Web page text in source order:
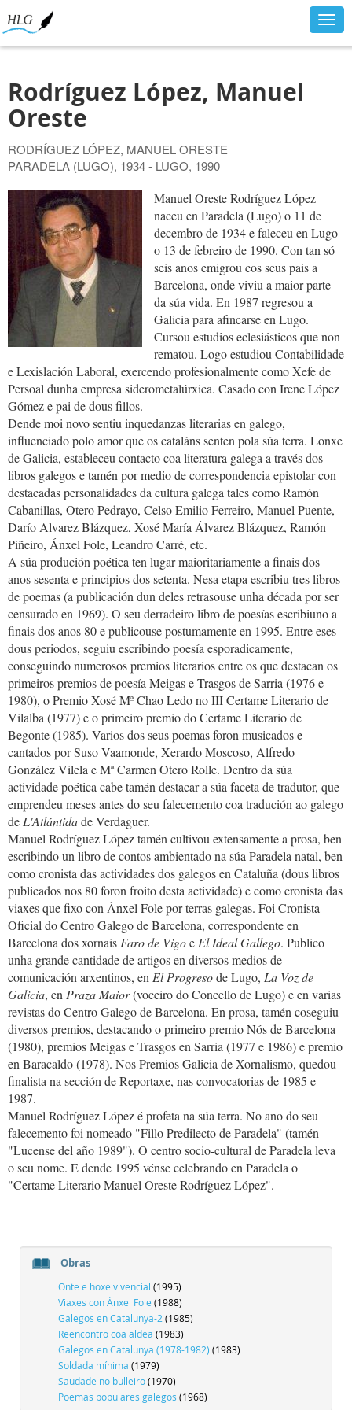
Rodríguez López, Manuel
Oreste
RODRÍGUEZ LÓPEZ, MANUEL ORESTE
PARADELA (LUGO), 1934 - LUGO, 1990
Manuel Oreste Rodríguez López
naceu en Paradela (Lugo) o 11 de
decembro de 1934 e faleceu en Lugo
o 13 de febreiro de 1990. Con tan só
seis anos emigrou cos seus pais a
Barcelona, onde viviu a maior parte
da súa vida. En 1987 regresou a
Galicia para afincarse en Lugo.
Cursou estudios eclesiásticos que non
rematou. Logo estudiou Contabilidade
e Lexislación Laboral, exercendo profesionalmente como Xefe de
Persoal dunha empresa siderometalúrxica. Casado con Irene López
Gómez e pai de dous fillos.
Dende moi novo sentiu inquedanzas literarias en galego,
influenciado polo amor que os cataláns senten pola súa terra. Lonxe
de Galicia, estableceu contacto coa literatura galega a través dos
libros galegos e tamén por medio de correspondencia epistolar con
destacadas personalidades da cultura galega tales como Ramón
Cabanillas, Otero Pedrayo, Celso Emilio Ferreiro, Manuel Puente,
Darío Alvarez Blázquez, Xosé María Álvarez Blázquez, Ramón
Piñeiro, Ánxel Fole, Leandro Carré, etc.
A súa produción poética ten lugar maioritariamente a finais dos
anos sesenta e principios dos setenta. Nesa etapa escribiu tres libros
de poemas (a publicación dun deles retrasouse unha década por ser
censurado en 1969). O seu derradeiro libro de poesías escribiuno a
finais dos anos 80 e publicouse postumamente en 1995. Entre eses
dous periodos, seguiu escribindo poesía esporadicamente,
conseguindo numerosos premios literarios entre os que destacan os
primeiros premios de poesía Meigas e Trasgos de Sarria (1976 e
1980), o Premio Xosé Mª Chao Ledo no III Certame Literario de
Vilalba (1977) e o primeiro premio do Certame Literario de
Begonte (1985). Varios dos seus poemas foron musicados e
cantados por Suso Vaamonde, Xerardo Moscoso, Alfredo
González Vilela e Mª Carmen Otero Rolle. Dentro da súa
actividade poética cabe tamén destacar a súa faceta de tradutor, que
emprendeu meses antes do seu falecemento coa tradución ao galego
de L'Atlántidade Verdaguer.
Manuel Rodríguez López tamén cultivou extensamente a prosa, ben
escribindo un libro de contos ambientado na súa Paradela natal, ben
como cronista das actividades dos galegos en Cataluña (dous libros
publicados nos 80 foron froito desta actividade) e como cronista das
viaxes que fixo con Ánxel Fole por terras galegas. Foi Cronista
Oficial do Centro Galego de Barcelona, correspondente en
Barcelona dos xornais Faro de Vigoe El Ideal Gallego. Publico
unha grande cantidade de artigos en diversos medios de
comunicación arxentinos, en El Progresode Lugo, La Voz de
Galicia, en Praza Maior(voceiro do Concello de Lugo) e en varias
revistas do Centro Galego de Barcelona. En prosa, tamén coseguiu
diversos premios, destacando o primeiro premio Nós de Barcelona
(1980), premios Meigas e Trasgos en Sarria (1977 e 1986) e premio
en Baracaldo (1978). Nos Premios Galicia de Xornalismo, quedou
finalista na sección de Reportaxe, nas convocatorias de 1985 e
1987.
Manuel Rodríguez López é profeta na súa terra. No ano do seu
falecemento foi nomeado "Fillo Predilecto de Paradela" (tamén
"Lucense del año 1989"). O centro socio-cultural de Paradela leva
o seu nome. E dende 1995 vénse celebrando en Paradela o
"Certame Literario Manuel Oreste Rodríguez López".
Obras
Onte e hoxe vivencial (1995)
Viaxes con Ánxel Fole (1988)
Galegos en Catalunya-2 (1985)
Reencontro coa aldea (1983)
Galegos en Catalunya (1978-1982) (1983)
Soldada mínima (1979)
Saudade no bulleiro(1970)
Poemas populares galegos (1968)